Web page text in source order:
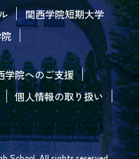
関西学院短期大学
学院へのご支援
個人情報の取り扱い